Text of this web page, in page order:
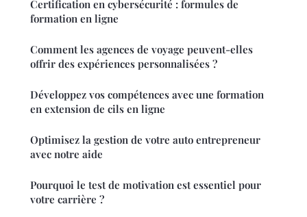
Certification en cybersécurité : formules de
formation en ligne
Comment les agences de voyage peuvent-elles
offrir des expériences personnalisées ?
Développez vos compétences avec une formation
en extension de cils en ligne
Optimisez la gestion de votre auto entrepreneur
avec notre aide
Pourquoi le test de motivation est essentiel pour
votre carrière ?